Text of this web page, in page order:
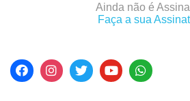
Ainda não é
Faça a sua